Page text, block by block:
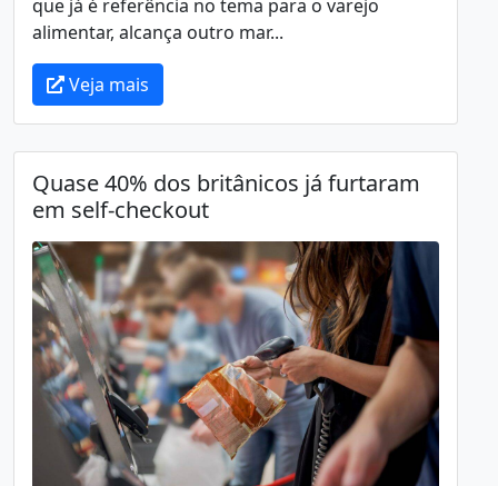
que já é referência no tema para o varejo
alimentar, alcança outro mar...
Veja mais
Quase 40% dos britânicos já furtaram
em self-checkout